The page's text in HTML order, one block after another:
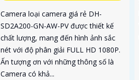
Camera loại camera giá rẻ DH-
SD2A200-GN-AW-PV được thiết kế
chất lượng, mang đến hình ảnh sắc
nét với độ phân giải FULL HD 1080P.
Ấn tượng ơn với những thông số là
Camera có khả...